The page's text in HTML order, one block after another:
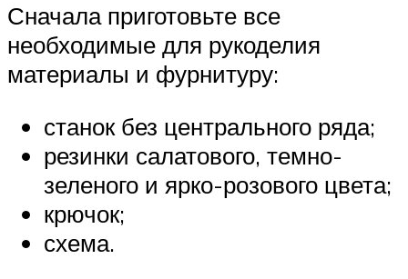
Сначала приготовьте все
необходимые для рукоделия
материалы и фурнитуру:
станок без центрального ряда;
резинки салатового, темно-
зеленого и ярко-розового цвета;
крючок;
схема.